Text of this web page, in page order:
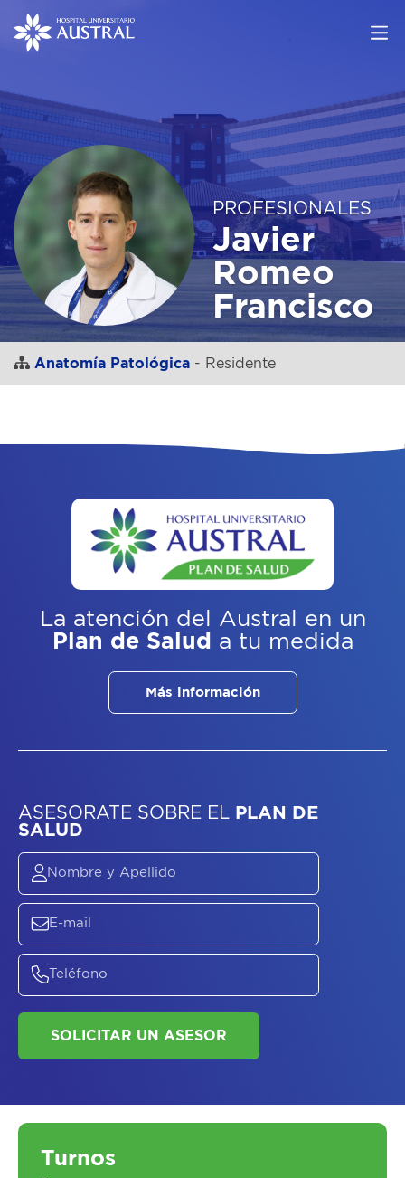
PROFESIONALES
Javier
Romeo
Francisco
Anatomía Patológica - Residente
La atención del Austral
en un
Plan de Salud a tu medida
Más información
ASESORATE SOBREELPLAN DE
SALUD
SOLICITAR UN ASESOR
Turnos